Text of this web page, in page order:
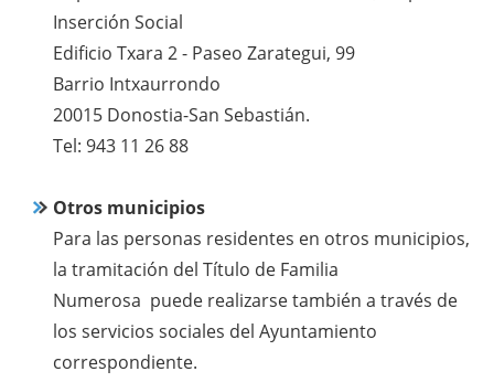
Inserción Social
Edificio Txara 2 - Paseo Zarategui, 99
Barrio Intxaurrondo
20015 Donostia-San Sebastián.
Tel: 943 11 26 88
Otros municipios
Para las personas residentes en otros municipios,
la tramitación del Título de Familia
Numerosa puede realizarse también a través de
los servicios sociales del Ayuntamiento
correspondiente.